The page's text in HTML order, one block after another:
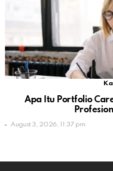
Apa Itu Portfolio
August 3, 2026, 11:37 pm